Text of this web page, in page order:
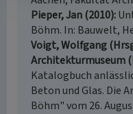
Pieper, Jan (2010)
Böhm. In: Bauwelt,
Voigt, Wolfgang
Architekturmuseum
Katalogbuch
Beton und Glas. Die
Böhm" vom 26.